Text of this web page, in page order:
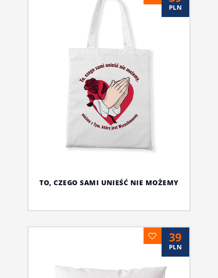
PLN
TO, CZEGO SAMI UNIEŚĆ NIE MOŻEMY
39
PLN